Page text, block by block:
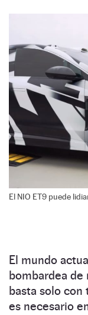
El NIO ET9 puede
El mundo
bombardea
basta solo con
es necesario